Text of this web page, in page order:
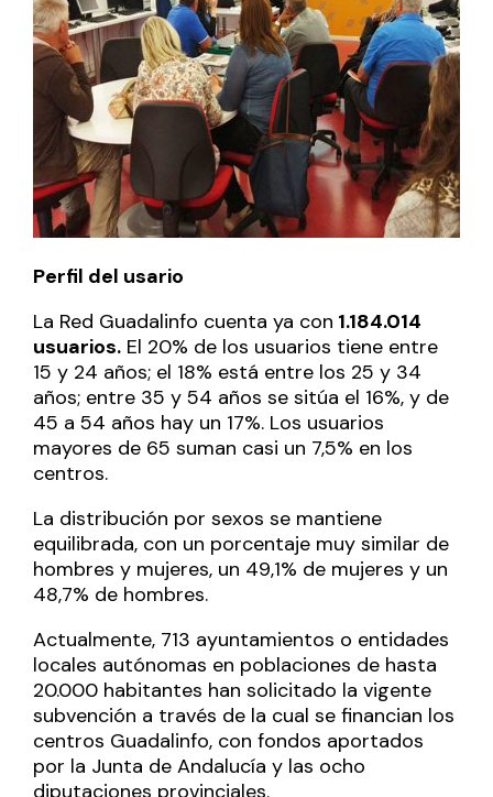
Perfil del usario
La Red Guadalinfo cuenta ya con 1.184.014
usuarios. El 20% de los usuarios tiene entre
15 y 24 años; el 18% está entre los 25 y 34
años; entre 35 y 54 años se sitúa el 16%, y de
45 a 54 años hay un 17%. Los usuarios
mayores de 65 suman casi un 7,5% en los
centros.
La distribución por sexos se mantiene
equilibrada, con un porcentaje muy similar de
hombres y mujeres, un 49,1% de mujeres y un
48,7% de hombres.
Actualmente, 713 ayuntamientos o entidades
locales autónomas en poblaciones de hasta
20.000 habitantes han solicitado la vigente
subvención a través de la cual se financian los
centros Guadalinfo, con fondos aportados
por la Junta de Andalucía y las ocho